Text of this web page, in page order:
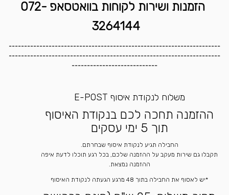
הזמנות ושירות לקוחות בוואטסאפ 072-
3264144
---------------------------------------------------------------------
---------------------------------------------------------------------
----------------------------
משלוח לנקודת איסוף E-POST
ההזמנה תחכה לכם בנקודת האיסוף
תוך 5 ימי עסקים
החבילה תגיע לנקודת איסוף שבחרתם.
תקבלו גם שירות מעקב על ההזמנה שלכם, בכל רגע תוכלו לדעת איפה
ההזמנה נמצאת.
*יש לאסוף את החבילה בתוך 48 מרגע הגעתה לנקודת האיסוף